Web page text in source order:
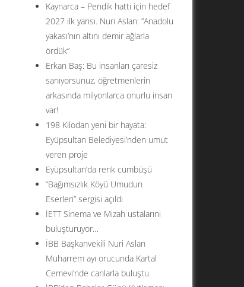
Kaynarca – Pendik hattı için hedef
2027 ilk yarısı. Nuri Aslan: ”Anadolu
yakası’nın altını demir ağlarla
ördük”
Erkan Baş: Bu insanları çaresiz
sanıyorsunuz, öğretmenlerin
arkasında milyonlarca onurlu insan
var!
198 Kilodan yeni bir hayata:
Eyüpsultan Belediyesi’nden umut
veren proje
Eyüpsultan’da renk cümbüşü
“Bağımsızlık Köyü Umudun
Eserleri” sergisi açıldı
İETT Sinema ve Mizah ustalarını
buluşturuyor…
İBB Başkanvekili Nuri Aslan
Muharrem ayı orucunda Kartal
Cemevi’nde canlarla buluştu